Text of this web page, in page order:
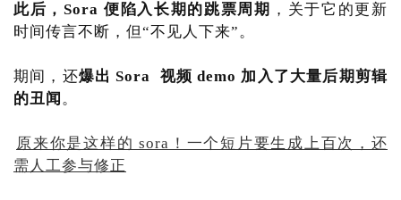
此后，Sora 便陷入长期的跳票周期 ，关于它的更新
时间传言不断，但“不见人下来”。
期间，还爆出 Sora 视频 demo 加入了大量后期剪辑
的丑闻 。
原来你是这样的 sora！一个短片要生成上百次，还
需人工参与修正